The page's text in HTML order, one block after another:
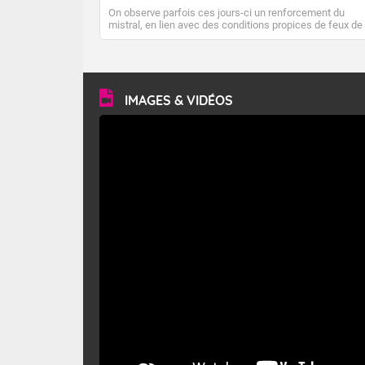
On observe parfois ces jours-ci un renforcement du
mistral, en lien avec des conditions propices de feux de
forêt. Mais qu'est-ce que le mistral ? Quelles sont ses
vitesse moyenne de 50 km/h et atteindre 80 à 100 km/h
en rafales, parfois davantage. Il parcourt la basse vallée
du Rhône et la Provence et envahit le littoral
méditerranéen à partir de la Camargue.
IMAGES & VIDÉOS